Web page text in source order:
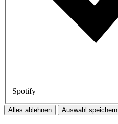
Spotify
Alles ablehnen Auswahl speichern